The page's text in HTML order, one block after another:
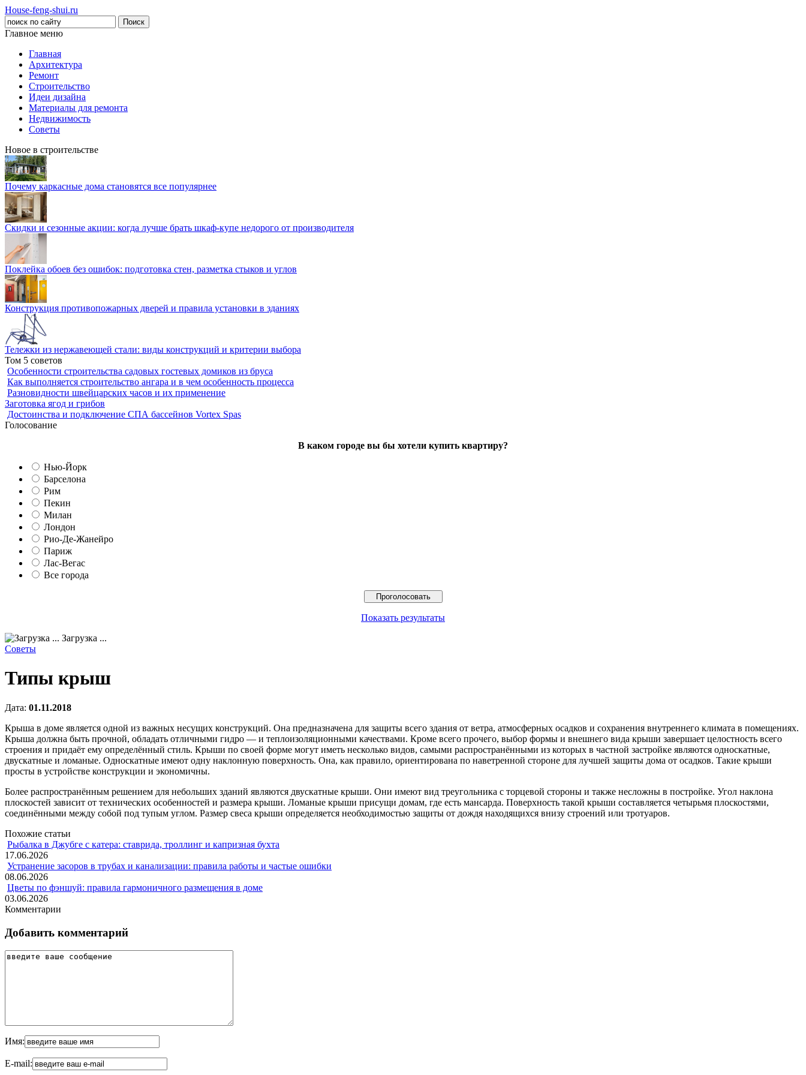
House-feng-shui.ru
Главное меню
Главная
Архитектура
Ремонт
Строительство
Идеи дизайна
Материалы для ремонта
Недвижимость
Советы
Новое в строительстве
Почему каркасные дома становятся все популярнее
Скидки и сезонные акции: когда лучше брать шкаф-купе недорого от производителя
Поклейка обоев без ошибок: подготовка стен, разметка стыков и углов
Конструкция противопожарных дверей и правила установки в зданиях
Тележки из нержавеющей стали: виды конструкций и критерии выбора
Том 5 советов
Особенности строительства садовых гостевых домиков из бруса
Как выполняется строительство ангара и в чем особенность процесса
Разновидности швейцарских часов и их применение
Заготовка ягод и грибов
Достоинства и подключение СПА бассейнов Vortex Spas
Голосование
В каком городе вы бы хотели купить квартиру?
Нью-Йорк
Барселона
Рим
Пекин
Милан
Лондон
Рио-Де-Жанейро
Париж
Лас-Вегас
Все города
Показать результаты
Загрузка ...
Советы
Типы крыш
Дата: 01.11.2018
Крыша в доме является одной из важных несущих конструкций. Она предназначена для защиты всего здания от ветра, атмосферных осадков и сохранения внутреннего климата в помещениях.
Крыша должна быть прочной, обладать отличными гидро — и теплоизоляционными качествами. Кроме всего прочего, выбор формы и внешнего вида крыши завершает целостность всего
строения и придаёт ему определённый стиль. Крыши по своей форме могут иметь несколько видов, самыми распространёнными из которых в частной застройке являются односкатные,
двускатные и ломаные. Односкатные имеют одну наклонную поверхность. Она, как правило, ориентирована по наветренной стороне для лучшей защиты дома от осадков. Такие крыши
просты в устройстве конструкции и экономичны.
Более распространённым решением для небольших зданий являются двускатные крыши. Они имеют вид треугольника с торцевой стороны и также несложны в постройке. Угол наклона
плоскостей зависит от технических особенностей и размера крыши. Ломаные крыши присущи домам, где есть мансарда. Поверхность такой крыши составляется четырьмя плоскостями,
соединёнными между собой под тупым углом. Размер свеса крыши определяется необходимостью защиты от дождя находящихся внизу строений или тротуаров.
Похожие статьи
Рыбалка в Джубге с катера: ставрида, троллинг и капризная бухта
17.06.2026
Устранение засоров в трубах и канализации: правила работы и частые ошибки
08.06.2026
Цветы по фэншуй: правила гармоничного размещения в доме
03.06.2026
Комментарии
Добавить комментарий
Имя:
E-mail: